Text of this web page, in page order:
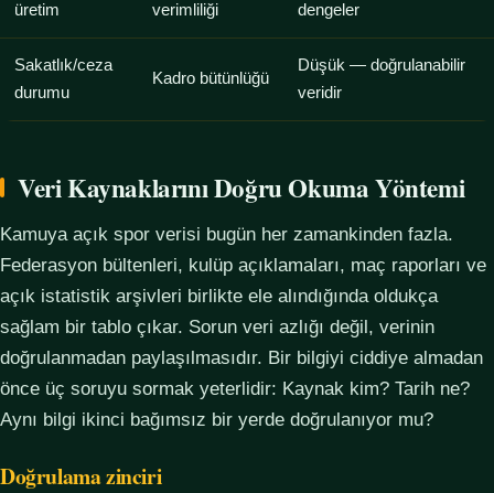
üretim
verimliliği
dengeler
Sakatlık/ceza
durumu
Kadro bütünlüğü
Düşük — doğrulanabilir
veridir
Veri Kaynaklarını Doğru Okuma Yöntemi
Kamuya açık spor verisi bugün her zamankinden fazla.
Federasyon bültenleri, kulüp açıklamaları, maç raporları ve
açık istatistik arşivleri birlikte ele alındığında oldukça
sağlam bir tablo çıkar. Sorun veri azlığı değil, verinin
doğrulanmadan paylaşılmasıdır. Bir bilgiyi ciddiye almadan
önce üç soruyu sormak yeterlidir: Kaynak kim? Tarih ne?
Aynı bilgi ikinci bağımsız bir yerde doğrulanıyor mu?
Doğrulama zinciri